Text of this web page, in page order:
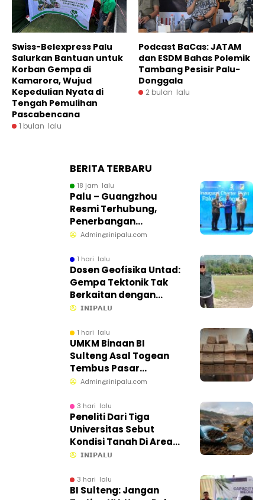
Swiss-Belexpress Palu
Salurkan Bantuan untuk
Korban Gempa di
Kamarora, Wujud
Kepedulian Nyata di
Tengah Pemulihan
Pascabencana
1 bulan lalu
Podcast BaCas: JATAM
dan ESDM Bahas Polemik
Tambang Pesisir Palu-
Donggala
2 bulan lalu
BERITA TERBARU
18 jam lalu
Palu – Guangzhou
Resmi Terhubung,
Penerbangan
Internasional Perdana
Tengah
Admin@inipalu.com
1 hari lalu
Dosen Geofisika Untad:
Gempa Tektonik Tak
Berkaitan dengan
Aktivitas Tambang
𝗜𝗡𝗜𝗣𝗔𝗟𝗨
1 hari lalu
UMKM Binaan BI
Sulteng Asal Togean
Tembus Pasar
Internasional
Admin@inipalu.com
3 hari lalu
Peneliti Dari Tiga
Universitas Sebut
Kondisi Tanah Di Area
CPM Masih Baik
𝗜𝗡𝗜𝗣𝗔𝗟𝗨
3 hari lalu
BI Sulteng: Jangan